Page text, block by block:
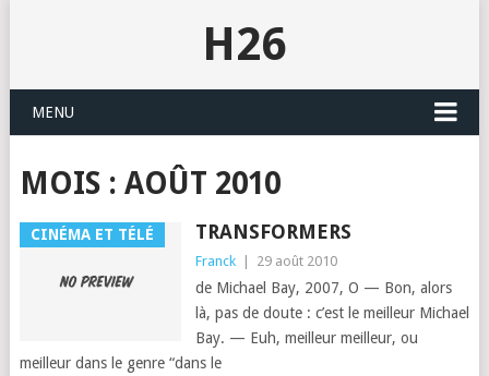
H26
MENU
MOIS : AOÛT 2010
CINÉMA ET TÉLÉ TRANSFORMERS
Franck 29 août 2010
de Michael Bay, 2007, O — Bon, alors
là, pas de doute : c’est le meilleur Michael
Bay. — Euh, meilleur meilleur, ou
meilleur dans le genre “dans le